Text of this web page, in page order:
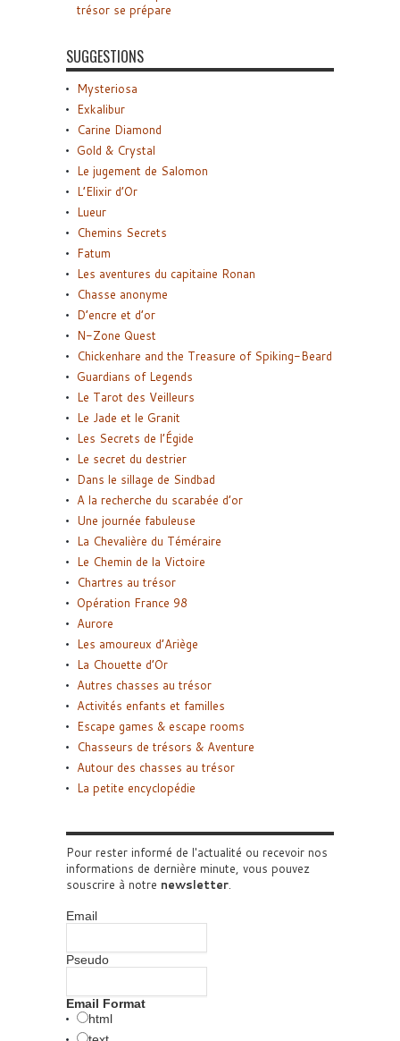
trésor se prépare
SUGGESTIONS
Mysteriosa
Exkalibur
Carine Diamond
Gold & Crystal
Le jugement de Salomon
L’Elixir d’Or
Lueur
Chemins Secrets
Fatum
Les aventures du capitaine Ronan
Chasse anonyme
D’encre et d’or
N-Zone Quest
Chickenhare and the Treasure of Spiking-Beard
Guardians of Legends
Le Tarot des Veilleurs
Le Jade et le Granit
Les Secrets de l’Égide
Le secret du destrier
Dans le sillage de Sindbad
A la recherche du scarabée d’or
Une journée fabuleuse
La Chevalière du Téméraire
Le Chemin de la Victoire
Chartres au trésor
Opération France 98
Aurore
Les amoureux d’Ariège
La Chouette d’Or
Autres chasses au trésor
Activités enfants et familles
Escape games & escape rooms
Chasseurs de trésors & Aventure
Autour des chasses au trésor
La petite encyclopédie
Pour rester informé de l'actualité ou recevoir nos
informations de dernière minute, vous pouvez
souscrire à notre newsletter.
Email
Pseudo
Email Format
html